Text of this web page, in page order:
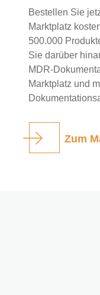
Bestellen Sie
Marktplatz
500.000
Sie darüber
MDR-
Marktplatz und
Zum